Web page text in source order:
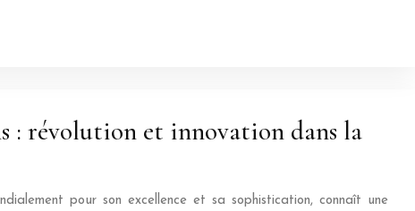
: révolution et innovation dans la
pour son excellence et sa sophistication, connaît une